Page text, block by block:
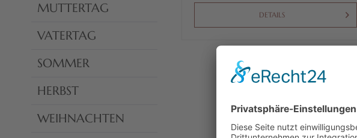
MUTTERTAG
VATERTAG
SOMMER
HERBST
WEIHNACHTEN
DETAILS